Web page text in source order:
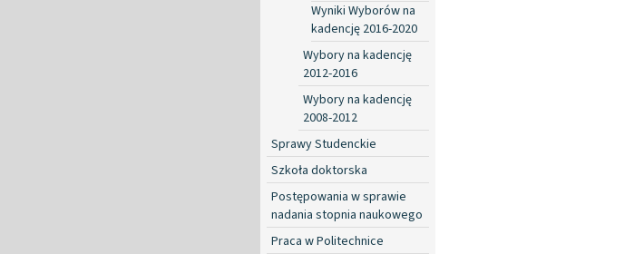
Wyniki Wyborów na
kadencję 2016-2020
Wybory na kadencję
2012-2016
Wybory na kadencję
2008-2012
Sprawy Studenckie
Szkoła doktorska
Postępowania w sprawie
nadania stopnia naukowego
Praca w Politechnice